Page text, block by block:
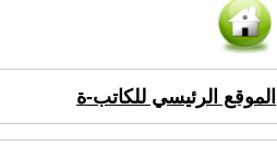
الموقع الرئيسي للكاتب-ة